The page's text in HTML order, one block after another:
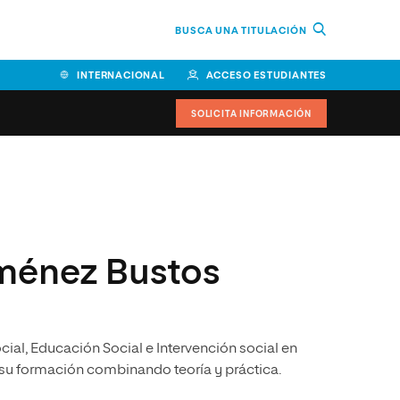
BUSCA UNA TITULACIÓN
INTERNACIONAL ACCESO ESTUDIANTES
Facultad de Ciencias de la
Salud
Escuela Superior de Ingeniería
y Tecnología (ESIT)
SOLICITA INFORMACIÓN
Bustos
Educación Social e Intervención social en
formación combinando teoría y práctica.